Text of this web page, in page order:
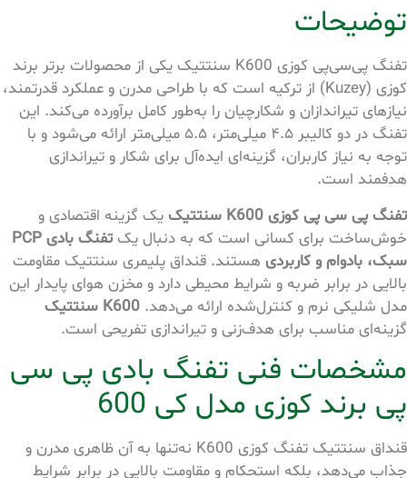
توضیحات
تفنگ پی‌سی‌پی کوزی K600 سنتتیک یکی از محصولات برتر برند
کوزی (Kuzey) از ترکیه است که با طراحی مدرن و عملکرد قدرتمند،
نیازهای تیراندازان و شکارچیان را به‌طور کامل برآورده می‌کند. این
تفنگ در دو کالیبر ۴.۵ میلی‌متر، ۵.۵ میلی‌متر ارائه می‌شود و با
توجه به نیاز کاربران، گزینه‌ای ایده‌آل برای شکار و تیراندازی
هدفمند است.
تفنگ پی سی پی کوزی K600 سنتتیک
یک گزینه اقتصادی و
خوش‌ساخت برای کسانی است که به دنبال یک
تفنگ بادی PCP
سبک، بادوام و کاربردی هستند. قنداق پلیمری سنتتیک مقاومت
بالایی در برابر ضربه و شرایط محیطی دارد و مخزن هوای پایدار این
مدل شلیکی نرم و کنترل‌شده ارائه می‌دهد. K600 سنتتیک
گزینه‌ای مناسب برای هدف‌زنی و تیراندازی تفریحی است.
مشخصات فنی تفنگ بادی پی سی
پی برند کوزی مدل کی 600
قنداق سنتتیک تفنگ کوزی K600 نه‌تنها به آن ظاهری مدرن و
جذاب می‌دهد، بلکه استحکام و مقاومت بالایی در برابر شرایط